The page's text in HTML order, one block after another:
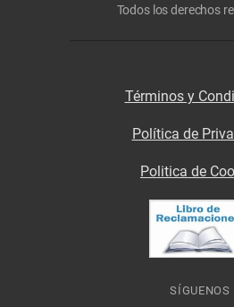
Todos los derechos
Términos y
Política de
Politica de
SÍGUENOS